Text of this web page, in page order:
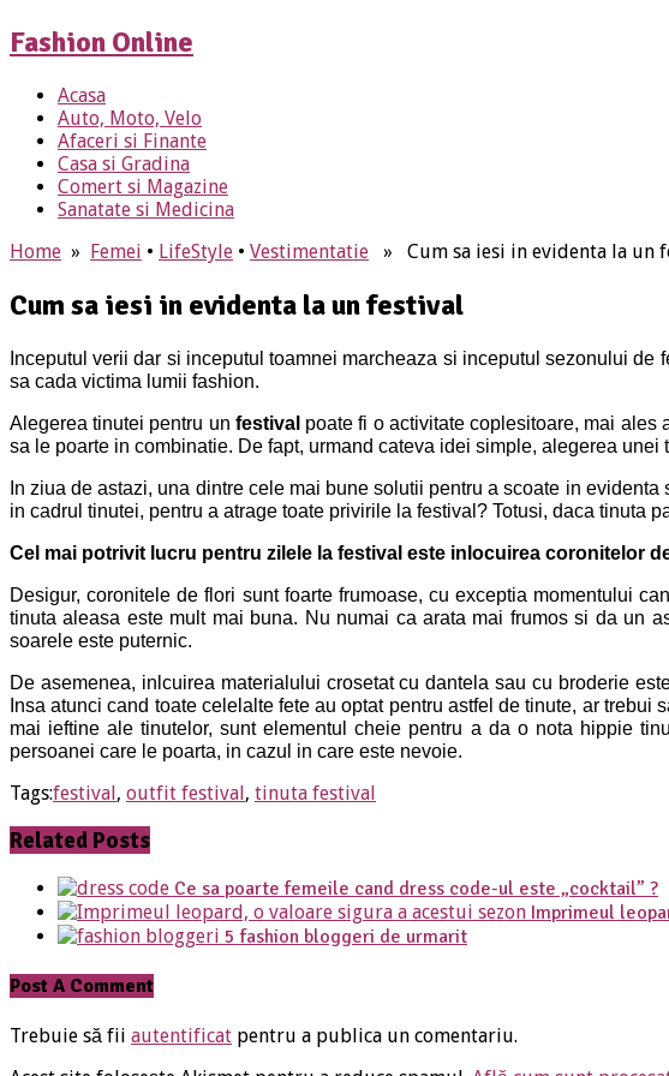
Fashion Online
Acasa
Auto, Moto, Velo
Afaceri si Finante
Casa si Gradina
Comert si Magazine
Sanatate si Medicina
Home » Femei • LifeStyle • Vestimentatie » Cum sa iesi in evidenta la un
Cum sa iesi in evidenta la un festival
Inceputul verii dar si inceputul toamnei marcheaza si inceputul sezonului
sa cada victima lumii fashion.
Alegerea tinutei pentru un festival poate fi o activitate coplesitoare, mai ales
sa le poarte in combinatie. De fapt, urmand cateva idei simple, alegerea
In ziua de astazi, una dintre cele mai bune solutii pentru a scoate in
in cadrul tinutei, pentru a atrage toate privirile la festival? Totusi, daca tinuta
Cel mai potrivit lucru pentru zilele la festival este inlocuirea coronitelor
Desigur, coronitele de flori sunt foarte frumoase, cu exceptia momentului
tinuta aleasa este mult mai buna. Nu numai ca arata mai frumos si da un
soarele este puternic.
De asemenea, inlcuirea materialului crosetat cu dantela sau cu broderie
Insa atunci cand toate celelalte fete au optat pentru astfel de tinute, ar
mai ieftine ale tinutelor, sunt elementul cheie pentru a da o nota hippie
persoanei care le poarta, in cazul in care este nevoie.
Tags:festival, outfit festival, tinuta festival
Related Posts
Ce sa poarte femeile cand dress code-ul este „cocktail” ?
Imprimeul
5 fashion bloggeri de urmarit
Post A Comment
Trebuie să fii autentificat pentru a publica un comentariu.